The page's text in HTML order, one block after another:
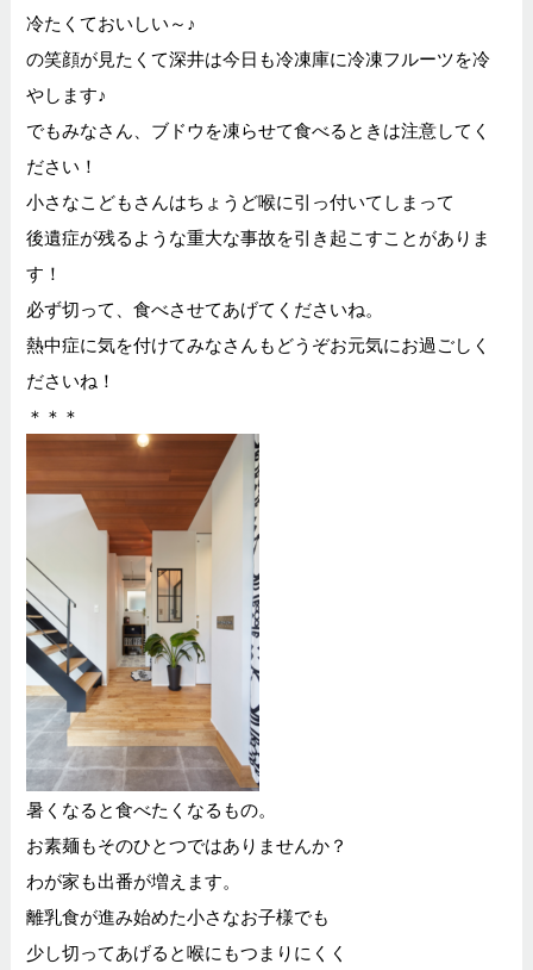
冷たくておいしい～♪
の笑顔が見たくて深井は今日も冷凍庫に冷凍フルーツを冷
やします♪
でもみなさん、ブドウを凍らせて食べるときは注意してく
ださい！
小さなこどもさんはちょうど喉に引っ付いてしまって
後遺症が残るような重大な事故を引き起こすことがありま
す！
必ず切って、食べさせてあげてくださいね。
熱中症に気を付けてみなさんもどうぞお元気にお過ごしく
ださいね！
＊＊＊
暑くなると食べたくなるもの。
お素麺もそのひとつではありませんか？
わが家も出番が増えます。
離乳食が進み始めた小さなお子様でも
少し切ってあげると喉にもつまりにくく